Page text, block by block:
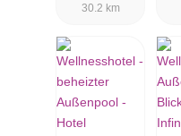
30.2 km